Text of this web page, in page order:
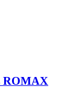
ROMAX